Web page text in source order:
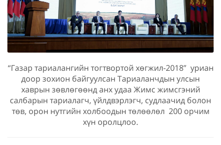
“Газар тариалангийн тогтвортой хөгжил-2018” уриан
доор зохион байгуулсан Тариаланчдын улсын
хаврын зөвлөгөөнд анх удаа Жимс жимсгэний
салбарын тариалагч, үйлдвэрлэгч, судлаачид болон
төв, орон нутгийн холбоодын төлөөлөл 200 орчим
хүн оролцлоо.